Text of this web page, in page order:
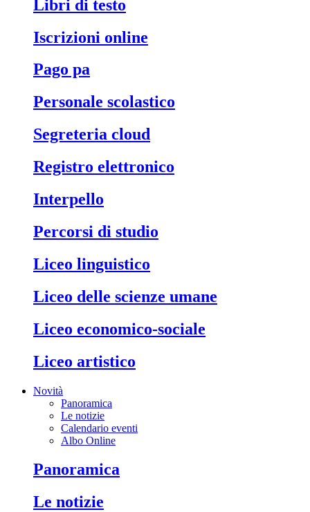
libri di testo
iscrizioni online
pago pa
personale scolastico
segreteria cloud
registro elettronico
interpello
percorsi di studio
liceo linguistico
liceo delle scienze umane
liceo economico-sociale
liceo artistico
Novità
Panoramica
Le notizie
Calendario eventi
Albo Online
panoramica
le notizie